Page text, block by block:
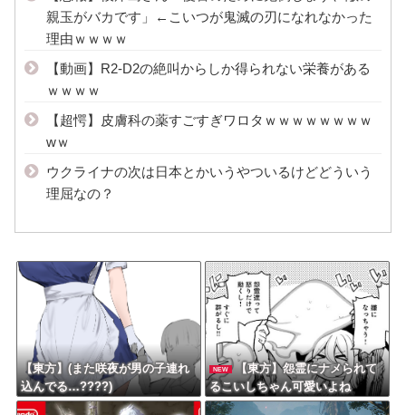
親玉がバカです」←こいつが鬼滅の刃になれなかった
理由ｗｗｗｗ
【動画】R2-D2の絶叫からしか得られない栄養がある
ｗｗｗｗ
【超愕】皮膚科の薬すごすぎワロタｗｗｗｗｗｗｗｗ
wｗ
ウクライナの次は日本とかいうやついるけどどういう
理屈なの？
【東方】(また咲夜が男の子連れ
込んでる…????)
NEW
【東方】怨霊にナメられて
るこいしちゃん可愛いよね